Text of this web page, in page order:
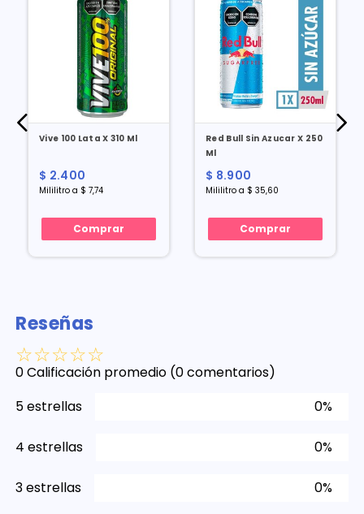
Vive 100 Lata X 310 Ml
$ 2.400
Mililitro a $ 7,74
Comprar
Red Bull Sin Azucar X 250
Ml
$ 8.900
Mililitro a $ 35,60
Comprar
Reseñas
☆☆☆☆☆
0 Calificación promedio (0 comentarios)
5 estrellas
0%
4 estrellas 0%
3 estrellas 0%